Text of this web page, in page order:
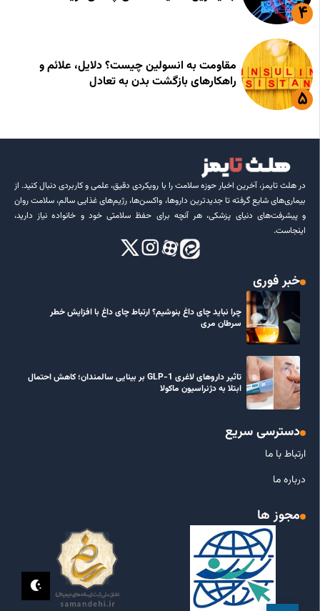
مقاومت به انسولین چیست؟ دلایل، علائم و
راهکارهای بازگشت بدن به تعادل
در هلث تایمز، آخرین اخبار حوزه سلامت را با رویکردی دقیق، علمی و کاربردی دنبال کنید. از
بیماری‌های شایع گرفته تا جدیدترین داروها، واکسن‌ها، رژیم‌های غذایی سالم، سلامت روان
و پیشرفت‌های دنیای پزشکی، هر آنچه برای حفظ سلامتی خود و خانواده نیاز دارید،
اینجاست.
خبر فوری
چرا نباید چای داغ بنوشیم؟ ارتباط چای داغ با افزایش خطر
سرطان مری
تاثیر داروهای لاغری GLP-1 بر بینایی سالمندان؛ کاهش احتمال
ابتلا به دژنراسیون ماکولا
دسترسی سریع
ارتباط با ما
درباره ما
مجوز ها